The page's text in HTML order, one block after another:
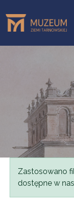
Komunikat
Zastosowano
dostępne w